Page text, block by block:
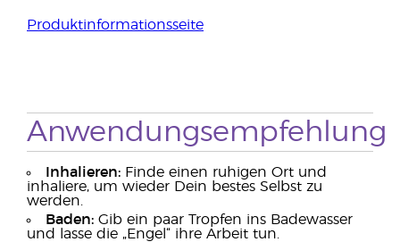
Produktinformationsseite
Anwendungsempfehlung
Inhalieren: Finde einen ruhigen Ort und
inhaliere, um wieder Dein bestes Selbst zu
werden.
Baden: Gib ein paar Tropfen ins Badewasser
und lasse die „Engel“ ihre Arbeit tun.